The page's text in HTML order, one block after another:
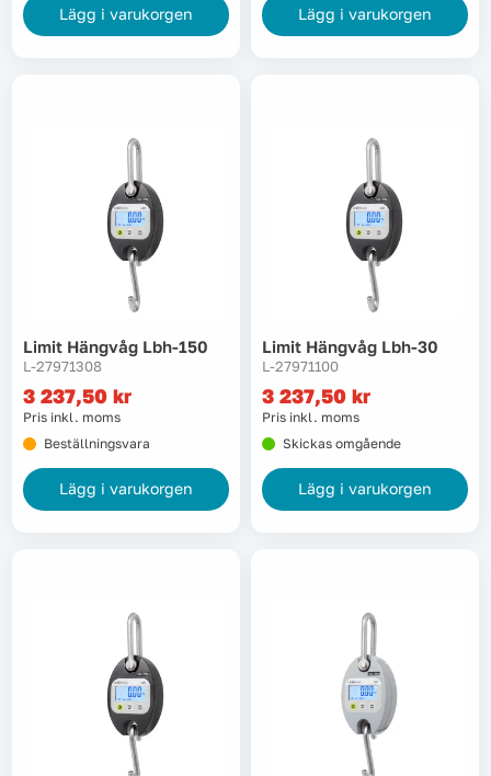
Outlet
Varumärken Videoklipp
Om oss Kontakta oss
Lägg i varukorgen Lägg i varukorgen
Limit Hängvåg Lbh-150
L-27971308
3 237,50 kr
Pris inkl. moms
Beställningsvara
Lägg i varukorgen
Limit Hängvåg Lbh-30
L-27971100
3 237,50 kr
Pris inkl. moms
Skickas omgående
Lägg i varukorgen